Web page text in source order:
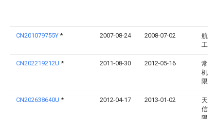
CN201079755Y * 2007-08-24 2008-07-02
航天
工艺
CN202219212U * 2011-08-30 2012-05-16
常州
机械
限公
CN202638640U * 2012-04-17 2013-01-02
天津
信德